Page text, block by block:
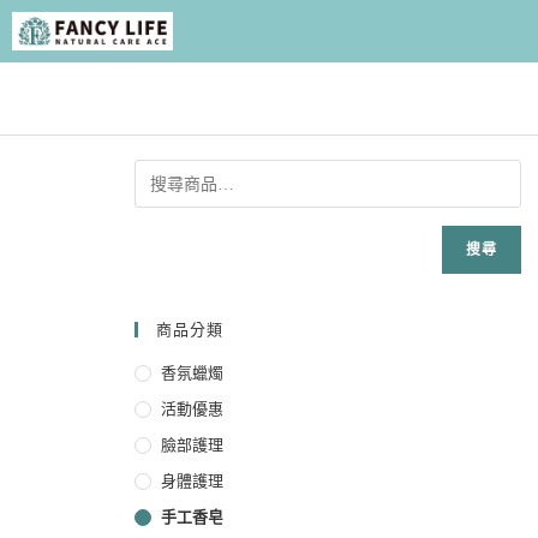
搜尋
商品分類
香氛蠟燭
活動優惠
臉部護理
身體護理
手工香皂